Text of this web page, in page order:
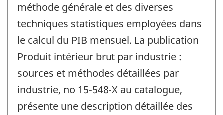
méthode générale et des diverses
techniques statistiques employées dans
le calcul du PIB mensuel. La publication
Produit intérieur brut par industrie :
sources et méthodes détaillées par
industrie, no 15-548-X au catalogue,
présente une description détaillée des